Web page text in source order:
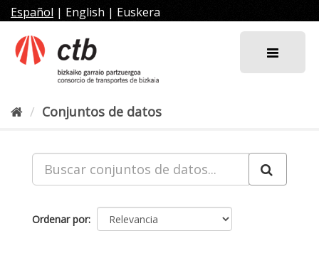
al
contenido
Español | English | Euskera
Conjuntos de datos
Ordenar por